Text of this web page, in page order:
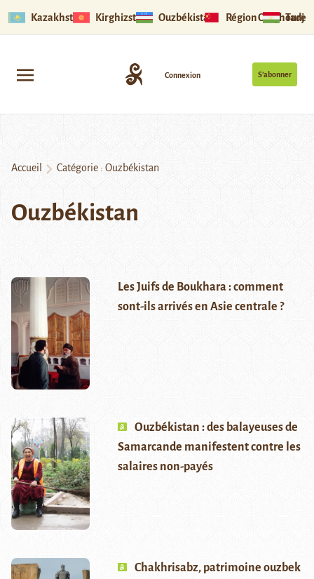
Kazakhstan Kirghizstan Ouzbékistan Région Ouïghoure
S’abonner
Connexion
Accueil Catégorie : Ouzbékistan
Ouzbékistan
Les Juifs de Boukhara : comment
sont-ils arrivés en Asie centrale ?
Ouzbékistan : des balayeuses de
Samarcande manifestent contre les
salaires non-payés
Chakhrisabz, patrimoine ouzbek